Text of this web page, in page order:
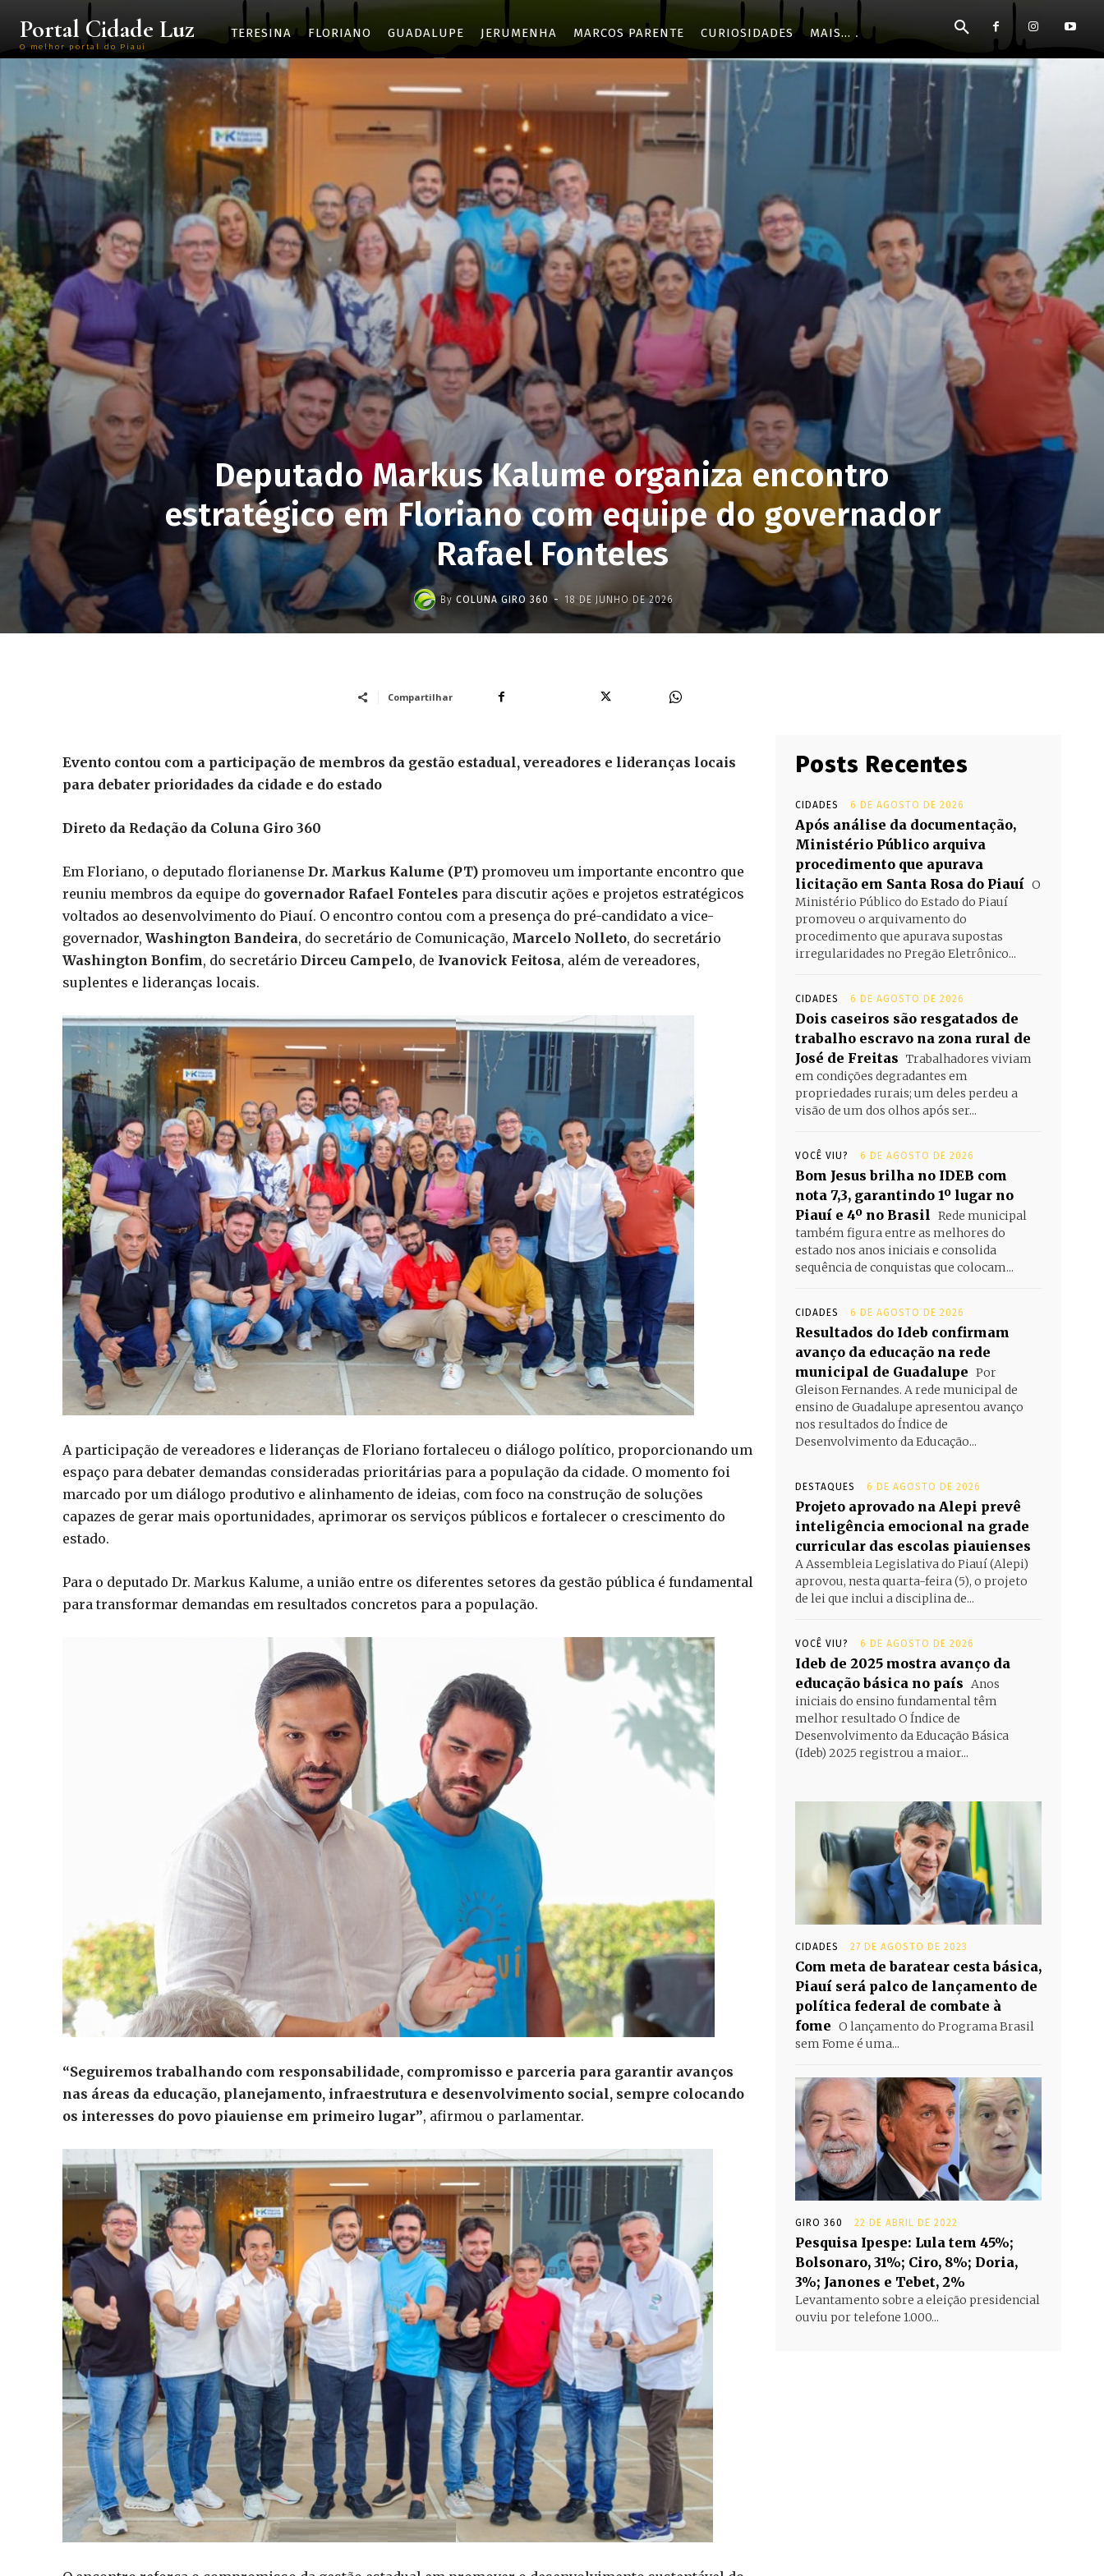
Portal Cidade Luz
O melhor portal do Piauí
TERESINA FLORIANO GUADALUPE JERUMENHA MARCOS PARENTE CURIOSIDADES MAIS...
Deputado Markus Kalume organiza encontro
estratégico em Floriano com equipe do governador
Rafael Fonteles
By COLUNA GIRO 360 - 18 DE JUNHO DE 2026
Compartilhar
Evento contou com a participação de membros da gestão estadual, vereadores e lideranças locais
para debater prioridades da cidade e do estado
Direto da Redação da Coluna Giro 360
Em Floriano, o deputado florianense Dr. Markus Kalume (PT) promoveu um importante encontro que
reuniu membros da equipe do governador Rafael Fonteles para discutir ações e projetos estratégicos
voltados ao desenvolvimento do Piauí. O encontro contou com a presença do pré-candidato a vice-
governador, Washington Bandeira, do secretário de Comunicação, Marcelo Nolleto, do secretário
Washington Bonfim, do secretário Dirceu Campelo, de Ivanovick Feitosa, além de vereadores,
suplentes e lideranças locais.
A participação de vereadores e lideranças de Floriano fortaleceu o diálogo político, proporcionando um
espaço para debater demandas consideradas prioritárias para a população da cidade. O momento foi
marcado por um diálogo produtivo e alinhamento de ideias, com foco na construção de soluções
capazes de gerar mais oportunidades, aprimorar os serviços públicos e fortalecer o crescimento do
estado.
Para o deputado Dr. Markus Kalume, a união entre os diferentes setores da gestão pública é fundamental
para transformar demandas em resultados concretos para a população.
“Seguiremos trabalhando com responsabilidade, compromisso e parceria para garantir avanços
nas áreas da educação, planejamento, infraestrutura e desenvolvimento social, sempre colocando
os interesses do povo piauiense em primeiro lugar”, afirmou o parlamentar.
Posts Recentes
CIDADES 6 DE AGOSTO DE 2026
Após análise da documentação,
Ministério Público arquiva
procedimento que apurava
licitação em Santa Rosa do Piauí O
Ministério Público do Estado do Piauí
promoveu o arquivamento do
procedimento que apurava supostas
irregularidades no Pregão Eletrônico...
CIDADES 6 DE AGOSTO DE 2026
Dois caseiros são resgatados de
trabalho escravo na zona rural de
José de Freitas Trabalhadores viviam
em condições degradantes em
propriedades rurais; um deles perdeu a
visão de um dos olhos após ser...
VOCÊ VIU? 6 DE AGOSTO DE 2026
Bom Jesus brilha no IDEB com
nota 7,3, garantindo 1º lugar no
Piauí e 4º no Brasil Rede municipal
também figura entre as melhores do
estado nos anos iniciais e consolida
sequência de conquistas que colocam...
CIDADES 6 DE AGOSTO DE 2026
Resultados do Ideb confirmam
avanço da educação na rede
municipal de Guadalupe Por
Gleison Fernandes. A rede municipal de
ensino de Guadalupe apresentou avanço
nos resultados do Índice de
Desenvolvimento da Educação...
DESTAQUES 6 DE AGOSTO DE 2026
Projeto aprovado na Alepi prevê
inteligência emocional na grade
curricular das escolas piauienses
A Assembleia Legislativa do Piauí (Alepi)
aprovou, nesta quarta-feira (5), o projeto
de lei que inclui a disciplina de...
VOCÊ VIU? 6 DE AGOSTO DE 2026
Ideb de 2025 mostra avanço da
educação básica no país Anos
iniciais do ensino fundamental têm
melhor resultado O Índice de
Desenvolvimento da Educação Básica
(Ideb) 2025 registrou a maior...
CIDADES 27 DE AGOSTO DE 2023
Com meta de baratear cesta básica,
Piauí será palco de lançamento de
política federal de combate à
fome O lançamento do Programa Brasil
sem Fome é uma...
GIRO 360 22 DE ABRIL DE 2022
Pesquisa Ipespe: Lula tem 45%;
Bolsonaro, 31%; Ciro, 8%; Doria,
3%; Janones e Tebet, 2%
Levantamento sobre a eleição presidencial
ouviu por telefone 1.000...